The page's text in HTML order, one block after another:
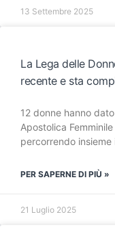
13 Settembre 2025
La Lega delle
recente e sta
12 donne hanno
Apostolica
percorrendo
PER SAPERNE DI PIÙ »
21 Luglio 2025